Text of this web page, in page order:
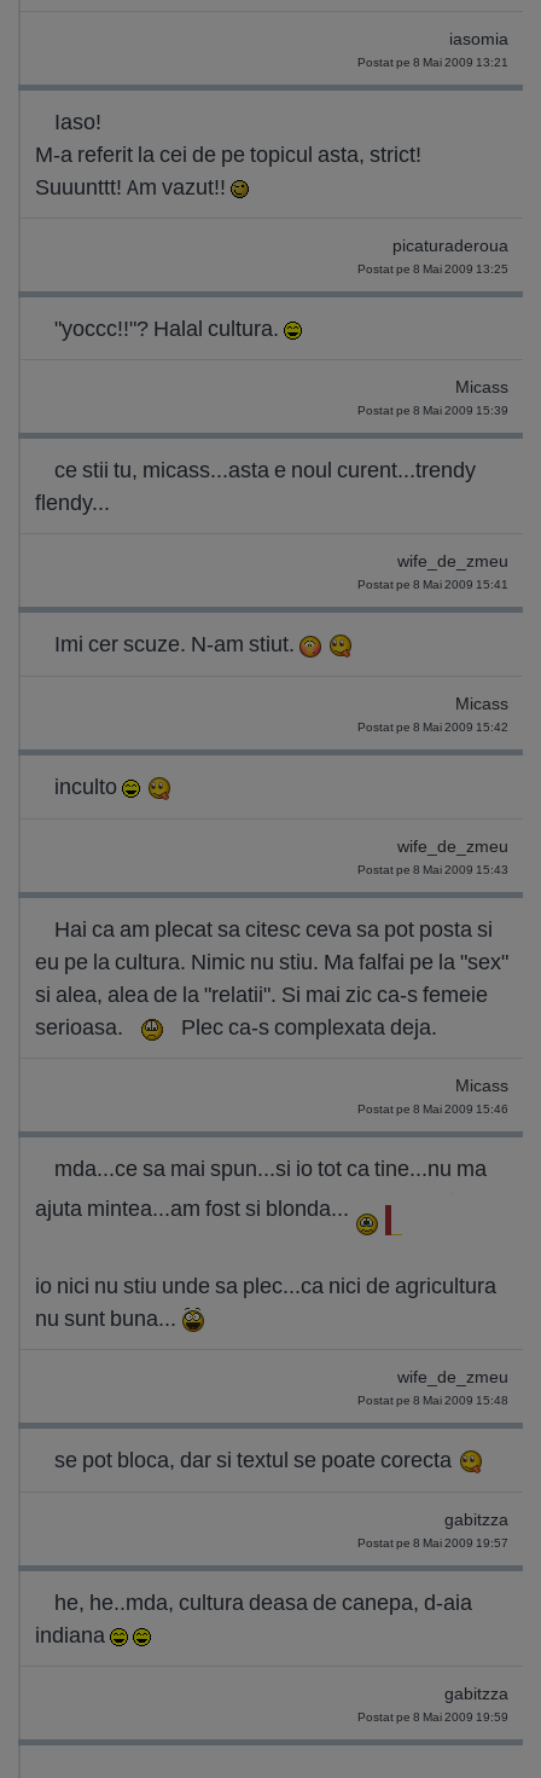
iasomia
Postat pe 8 Mai 2009 13:21
Iaso!
M-a referit la cei de pe topicul asta, strict!
Suuunttt! Am vazut!!
picaturaderoua
Postat pe 8 Mai 2009 13:25
"yoccc!!"? Halal cultura.
Micass
Postat pe 8 Mai 2009 15:39
ce stii tu, micass...asta e noul curent...trendy
flendy...
wife_de_zmeu
Postat pe 8 Mai 2009 15:41
Imi cer scuze. N-am stiut.
Micass
Postat pe 8 Mai 2009 15:42
inculto
wife_de_zmeu
Postat pe 8 Mai 2009 15:43
Hai ca am plecat sa citesc ceva sa pot posta si
eu pe la cultura. Nimic nu stiu. Ma falfai pe la "sex"
si alea, alea de la "relatii". Si mai zic ca-s femeie
serioasa.
Plec ca-s complexata deja.
Micass
Postat pe 8 Mai 2009 15:46
mda...ce sa mai spun...si io tot ca tine...nu ma
ajuta mintea...am fost si blonda...
io nici nu stiu unde sa plec...ca nici de agricultura
nu sunt buna...
wife_de_zmeu
Postat pe 8 Mai 2009 15:48
se pot bloca, dar si textul se poate corecta
gabitzza
Postat pe 8 Mai 2009 19:57
he, he..mda, cultura deasa de canepa, d-aia
indiana
gabitzza
Postat pe 8 Mai 2009 19:59